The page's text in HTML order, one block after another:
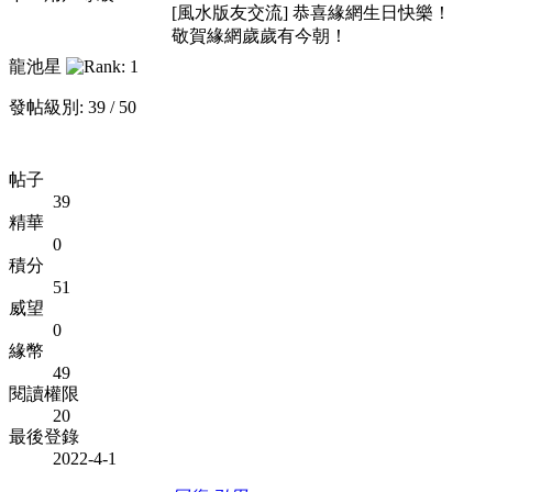
龍池星
發帖級別: 39 / 50
帖子
39
精華
0
積分
51
威望
0
緣幣
49
閱讀權限
20
最後登錄
2022-4-1
[風水版友交流] 恭喜緣網生日快樂！
敬賀緣網歲歲有今朝！